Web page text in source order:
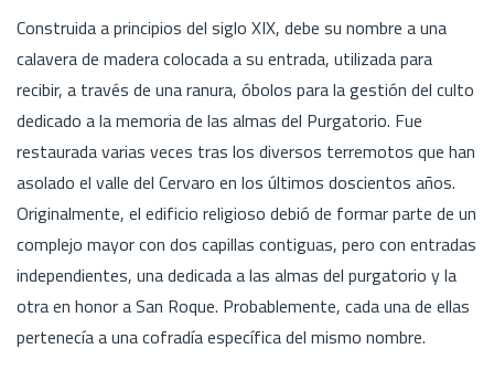
Construida a principios del siglo XIX, debe su nombre a una
calavera de madera colocada a su entrada, utilizada para
recibir, a través de una ranura, óbolos para la gestión del culto
dedicado a la memoria de las almas del Purgatorio. Fue
restaurada varias veces tras los diversos terremotos que han
asolado el valle del Cervaro en los últimos doscientos años.
Originalmente, el edificio religioso debió de formar parte de un
complejo mayor con dos capillas contiguas, pero con entradas
independientes, una dedicada a las almas del purgatorio y la
otra en honor a San Roque. Probablemente, cada una de ellas
pertenecía a una cofradía específica del mismo nombre.